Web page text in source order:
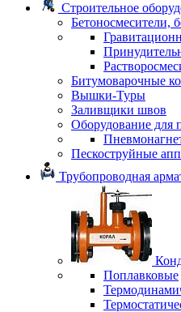
Строительное
Бетоносмесители,
Битумоварочные
Вышки-Туры
Заливщики швов
Оборудование для
Пескоструйные
Трубопроводная
Поплавковые